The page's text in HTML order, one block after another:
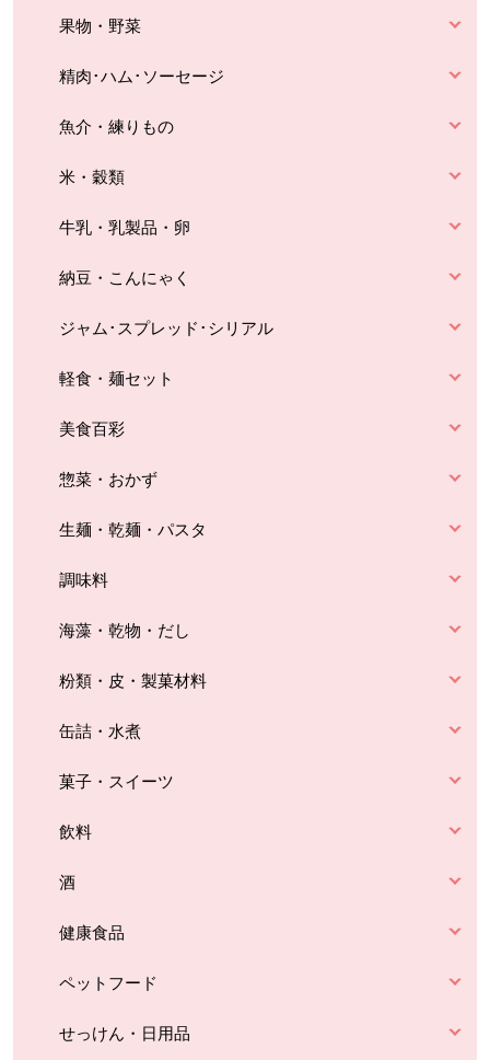
果物・野菜
精肉･ハム･ソーセージ
魚介・練りもの
米・穀類
牛乳・乳製品・卵
納豆・こんにゃく
ジャム･スプレッド･シリアル
軽食・麺セット
美食百彩
惣菜・おかず
生麺・乾麺・パスタ
調味料
海藻・乾物・だし
粉類・皮・製菓材料
缶詰・水煮
菓子・スイーツ
飲料
酒
健康食品
ペットフード
せっけん・日用品